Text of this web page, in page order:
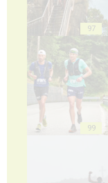
97
99